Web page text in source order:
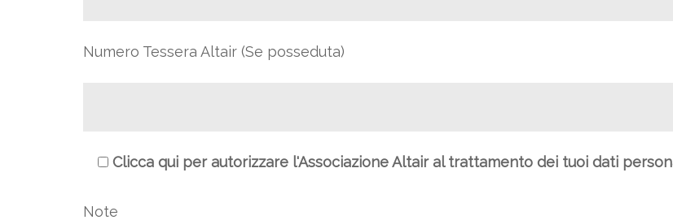
Numero Tessera Altair (Se posseduta)
Clicca qui per autorizzare l'Associazione Altair al trattamento dei tuoi dati
Note